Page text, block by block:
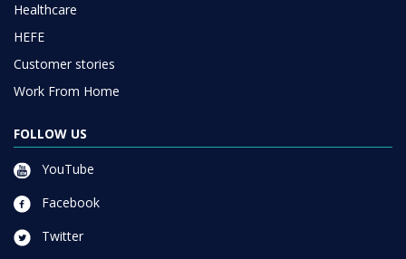
Healthcare
HEFE
Customer stories
Work From Home
FOLLOW US
YouTube
Facebook
Twitter